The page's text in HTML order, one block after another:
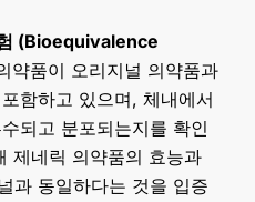
(Bioequivalence
약품이 오리지널 의약품과
함하고 있으며, 체내에서
되고 분포되는지를 확인
제네릭 의약품의 효능과
과 동일하다는 것을 입증